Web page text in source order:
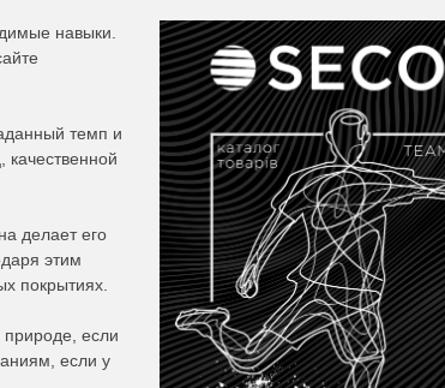
навыки.
темп и
качественной
делает его
этим
покрытиях.
природе, если
если у